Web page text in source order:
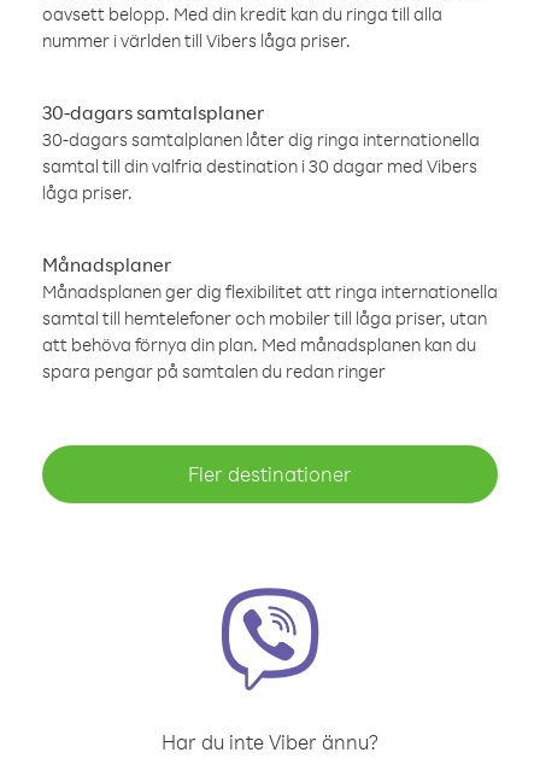
oavsett belopp. Med din kredit kan du ringa till alla
nummer i världen till Vibers låga priser.
30-dagars samtalsplaner
30-dagars samtalplanen låter dig ringa internationella
samtal till din valfria destination i 30 dagar med Vibers
låga priser.
Månadsplaner
Månadsplanen ger dig flexibilitet att ringa internationella
samtal till hemtelefoner och mobiler till låga priser, utan
att behöva förnya din plan. Med månadsplanen kan du
spara pengar på samtalen du redan ringer
Fler destinationer
Har du inte Viber ännu?